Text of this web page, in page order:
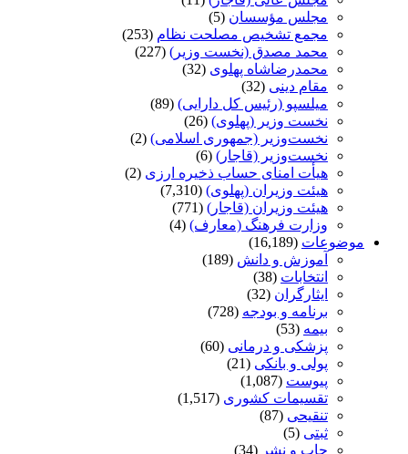
مجلس مؤسسان (5)
مجمع تشخیص مصلحت نظام (253)
محمد مصدق (نخست وزیر) (227)
محمدرضاشاه پهلوی (32)
مقام دینی (32)
میلسپو (رئیس کل دارایی) (89)
نخست وزیر (پهلوی) (26)
نخست‌وزیر (جمهوری اسلامی) (2)
نخست‌وزیر (قاجار) (6)
هیأت امنای حساب ذخیره ارزی (2)
هیئت وزیران (پهلوی) (7,310)
هیئت وزیران (قاجار) (771)
وزارت فرهنگ (معارف) (4)
موضوعات (16,189)
آموزش و دانش (189)
انتخابات (38)
ایثارگران (32)
برنامه و بودجه (728)
بیمه (53)
پزشکی و درمانی (60)
پولی و بانکی (21)
پیوست (1,087)
تقسیمات کشوری (1,517)
تنقیحی (87)
ثبتی (5)
چاپ و نشر (34)